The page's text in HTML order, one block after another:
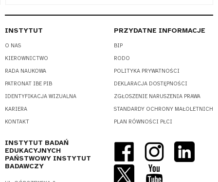
INSTYTUT
O NAS
KIEROWNICTWO
RADA NAUKOWA
PATRONAT IBE PIB
IDENTYFIKACJA WIZUALNA
KARIERA
KONTAKT
PRZYDATNE INFORMACJE
BIP
RODO
POLITYKA PRYWATNOŚCI
DEKLARACJA DOSTĘPNOŚCI
ZGŁOSZENIE NARUSZENIA PRAWA
STANDARDY OCHRONY MAŁOLETNICH
PLAN RÓWNOŚCI PŁCI
INSTYTUT BADAŃ
EDUKACYJNYCH
PAŃSTWOWY INSTYTUT
BADAWCZY